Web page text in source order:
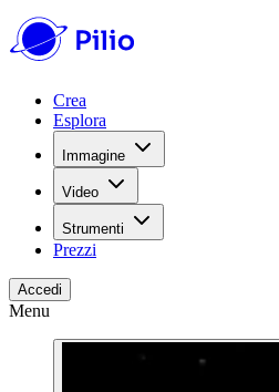
Crea
Esplora
Immagine
Video
Strumenti
Prezzi
Accedi
Menu